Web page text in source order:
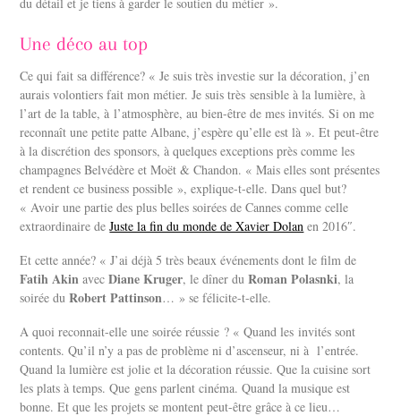
du détail et je tiens à garder le soutien du métier ».
Une déco au top
Ce qui fait sa différence? « Je suis très investie sur la décoration, j’en
aurais volontiers fait mon métier. Je suis très sensible à la lumière, à
l’art de la table, à l’atmosphère, au bien-être de mes invités. Si on me
reconnaît une petite patte Albane, j’espère qu’elle est là ». Et peut-être
à la discrétion des sponsors, à quelques exceptions près comme les
champagnes Belvédère et Moët & Chandon. « Mais elles sont présentes
et rendent ce business possible », explique-t-elle. Dans quel but?
« Avoir une partie des plus belles soirées de Cannes comme celle
extraordinaire deJuste la fin du monde de Xavier Dolan en 2016″.
Et cette année? « J’ai déjà 5 très beaux événements dont le film de
Fatih Akin avecDiane Kruger, le dîner duRoman Polasnki, la
soirée duRobert Pattinson… » se félicite-t-elle.
A quoi reconnait-elle une soirée réussie ? « Quand les invités sont
contents. Qu’il n’y a pas de problème ni d’ascenseur, ni à l’entrée.
Quand la lumière est jolie et la décoration réussie. Que la cuisine sort
les plats à temps. Que gens parlent cinéma. Quand la musique est
bonne. Et que les projets se montent peut-être grâce à ce lieu…